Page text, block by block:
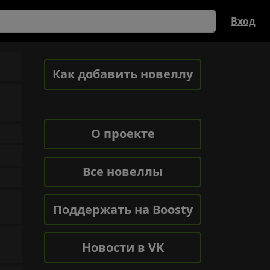
Вход
Как добавить новеллу
О проекте
Все новеллы
Поддержать на Boosty
Новости в VK